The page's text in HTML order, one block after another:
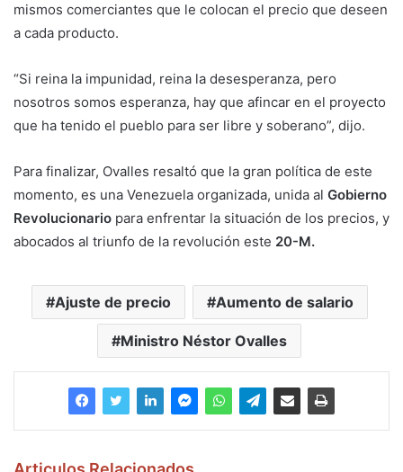
mismos comerciantes que le colocan el precio que deseen
a cada producto.
“Si reina la impunidad, reina la desesperanza, pero
nosotros somos esperanza, hay que afincar en el proyecto
que ha tenido el pueblo para ser libre y soberano”, dijo.
Para finalizar, Ovalles resaltó que la gran política de este
momento, es una Venezuela organizada, unida al Gobierno
Revolucionario para enfrentar la situación de los precios, y
abocados al triunfo de la revolución este 20-M.
Ajuste de precio Aumento de salario
Ministro Néstor Ovalles